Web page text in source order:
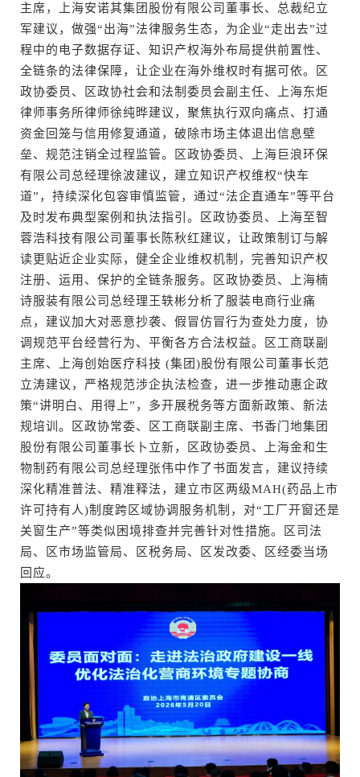
主席，上海安诺其集团股份有限公司董事长、总裁纪立
军建议，做强“出海”法律服务生态，为企业“走出去”过
程中的电子数据存证、知识产权海外布局提供前置性、
全链条的法律保障，让企业在海外维权时有据可依。区
政协委员、区政协社会和法制委员会副主任、上海东炬
律师事务所律师徐纯晔建议，聚焦执行双向痛点、打通
资金回笼与信用修复通道，破除市场主体退出信息壁
垒、规范注销全过程监管。区政协委员、上海巨浪环保
有限公司总经理徐波建议，建立知识产权维权“快车
道”，持续深化包容审慎监管，通过“法企直通车”等平台
及时发布典型案例和执法指引。区政协委员、上海至智
蓉浩科技有限公司董事长陈秋红建议，让政策制订与解
读更贴近企业实际，健全企业维权机制，完善知识产权
注册、运用、保护的全链条服务。区政协委员、上海楠
诗服装有限公司总经理王轶彬分析了服装电商行业痛
点，建议加大对恶意抄袭、假冒仿冒行为查处力度，协
调规范平台经营行为、平衡各方合法权益。区工商联副
主席、上海创始医疗科技 (集团)股份有限公司董事长范
立涛建议，严格规范涉企执法检查，进一步推动惠企政
策“讲明白、用得上”，多开展税务等方面新政策、新法
规培训。区政协常委、区工商联副主席、书香门地集团
股份有限公司董事长卜立新，区政协委员、上海金和生
物制药有限公司总经理张伟中作了书面发言，建议持续
深化精准普法、精准释法，建立市区两级MAH(药品上市
许可持有人)制度跨区域协调服务机制，对“工厂开窗还是
关窗生产”等类似困境排查并完善针对性措施。区司法
局、区市场监管局、区税务局、区发改委、区经委当场
回应。